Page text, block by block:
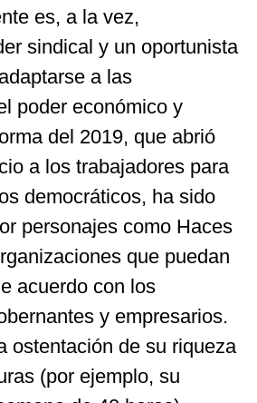
es, a la vez,
sindical y un oportunista
a las
poder económico y
del 2019, que abrió
a los trabajadores para
democráticos, ha sido
personajes como Haces
que puedan
acuerdo con los
y empresarios.
ostentación de su riqueza
(por ejemplo, su